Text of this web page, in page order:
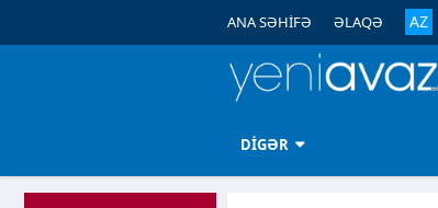
ANA SƏHİFƏ ƏLAQƏ AZ
DİGƏR